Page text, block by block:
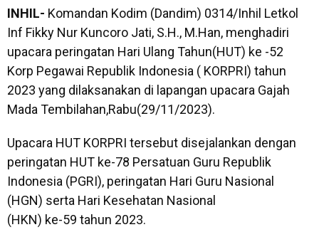
INHIL- Komandan Kodim (Dandim) 0314/Inhil Letkol
Inf Fikky Nur Kuncoro Jati, S.H., M.Han, menghadiri
upacara peringatan Hari Ulang Tahun(HUT) ke -52
Korp Pegawai Republik Indonesia ( KORPRI) tahun
2023 yang dilaksanakan di lapangan upacara Gajah
Mada Tembilahan,Rabu(29/11/2023).
Upacara HUT KORPRI tersebut disejalankan dengan
peringatan HUT ke-78 Persatuan Guru Republik
Indonesia (PGRI), peringatan Hari Guru Nasional
(HGN) serta Hari Kesehatan Nasional
(HKN) ke-59 tahun 2023.